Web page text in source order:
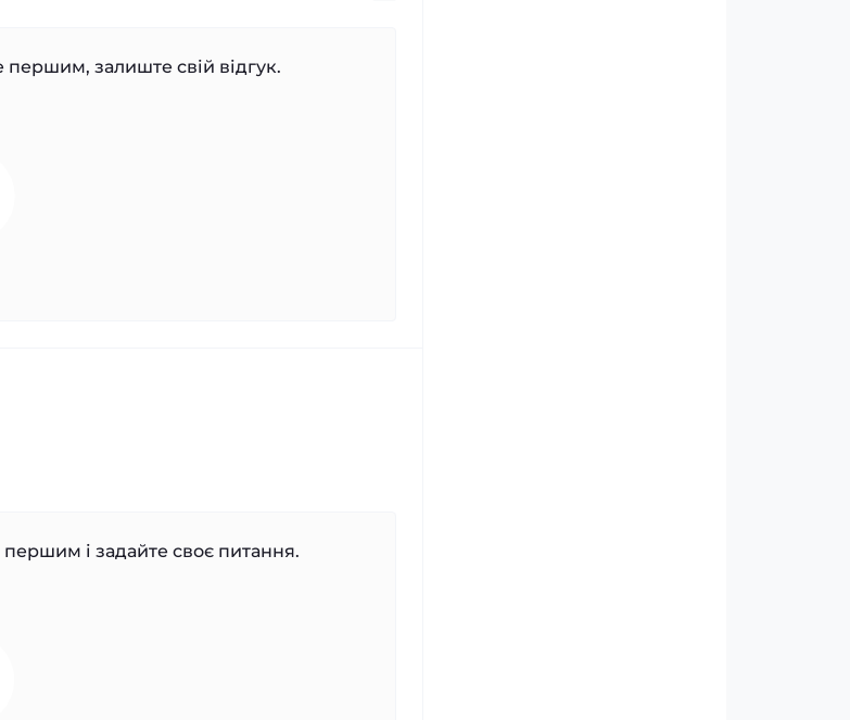
першим, залиште свій відгук.
і задайте своє питання.